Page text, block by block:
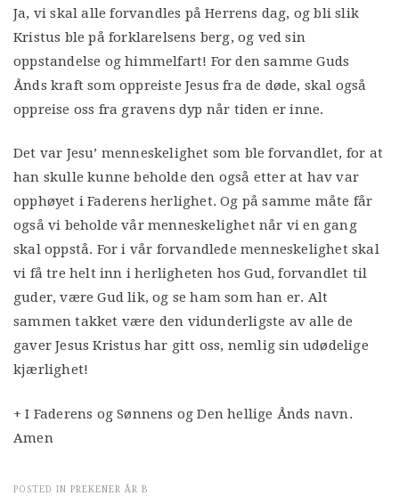
Ja, vi skal alle forvandles på Herrens dag, og bli slik
Kristus ble på forklarelsens berg, og ved sin
oppstandelse og himmelfart! For den samme Guds
Ånds kraft som oppreiste Jesus fra de døde, skal også
oppreise oss fra gravens dyp når tiden er inne.
Det var Jesu’ menneskelighet som ble forvandlet, for at
han skulle kunne beholde den også etter at hav var
opphøyet i Faderens herlighet. Og på samme måte får
også vi beholde vår menneskelighet når vi en gang
skal oppstå. For i vår forvandlede menneskelighet skal
vi få tre helt inn i herligheten hos Gud, forvandlet til
guder, være Gud lik, og se ham som han er. Alt
sammen takket være den vidunderligste av alle de
gaver Jesus Kristus har gitt oss, nemlig sin udødelige
kjærlighet!
+ I Faderens og Sønnens og Den hellige Ånds navn.
Amen
POSTED IN PREKENER ÅR B